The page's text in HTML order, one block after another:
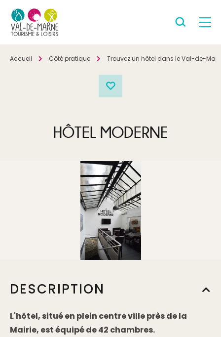
Accueil Côté pratique Trouvez un hôtel dans le Val-de-
HÔTEL MODERNE
DESCRIPTION
L'hôtel, situé en plein centre ville près de la
Mairie, est équipé de 42 chambres.